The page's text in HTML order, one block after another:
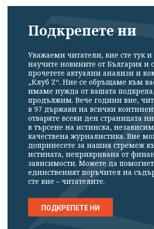
Подкрепете ни
Уважаеми читатели, вие сте тук и
научите новините от България и
прочетете актуални анализи и
„Клуб Z“. Ние се обръщаме към
имаме нужда от вашата
продължим. Вече години вие,
в 97 държави на всички
отваряте всеки ден страницата
в търсене на истинска,
качествена журналистика. Вие
допринесете за нашия стремеж
истината, неприкривана от
зависимости. Можете да
единственият поръчител на
сте вие – читателите.
ПОДКРЕПЕТЕ НИ